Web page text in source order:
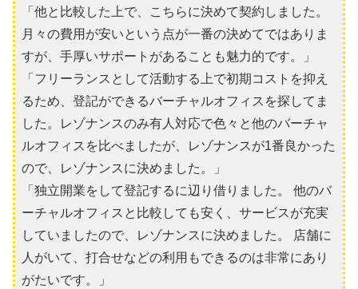
「他と比較した上で、こちらに決めて契約しました。
月々の費用が安いという点が一番の決めてではありま
すが、手厚いサポートがあることも魅力的です。」
「フリーランスとして活動する上で初期コストを抑え
るため、登記ができるバーチャルオフィスを探してま
した。レゾナンスのみ有人対応で色々と他のバーチャ
ルオフィスを比べましたが、レゾナンスが1番良かった
ので、レゾナンスに決めました。」
「独立開業をして登記するに辺り借りました。 他のバ
ーチャルオフィスと比較しても安く、サービスが充実
していましたので、レゾナンスに決めました。 店舗に
人がいて、打合せなどの利用もできるのは非常にあり
がたいです。」